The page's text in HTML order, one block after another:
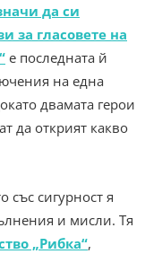
да си
за гласовете на
е последната й
на една
двамата герои
да открият какво
със сигурност я
и мисли. Тя
„Рибка“,